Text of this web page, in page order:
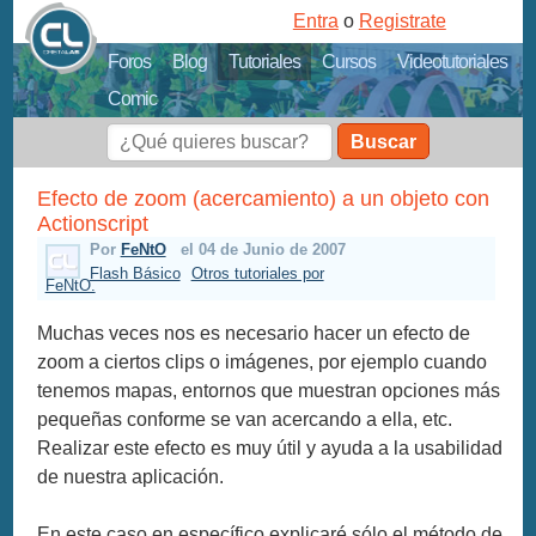
Foros Blog Tutoriales Cursos
Videotutoriales
Comic
Entra o Registrate
Buscar
Efecto de zoom (acercamiento) a un objeto con
Actionscript
Por FeNtO
el 04 de Junio de 2007
Flash Básico
Otros tutoriales por
FeNtO.
Muchas veces nos es necesario hacer un efecto de
zoom a ciertos clips o imágenes, por ejemplo cuando
tenemos mapas, entornos que muestran opciones más
pequeñas conforme se van acercando a ella, etc.
Realizar este efecto es muy útil y ayuda a la usabilidad
de nuestra aplicación.